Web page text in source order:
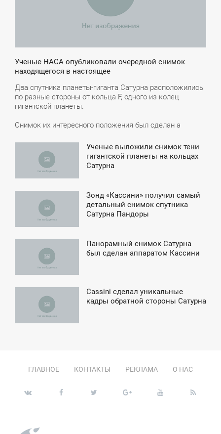
Ученые НАСА опубликовали очередной снимок
находящегося в настоящее
Два спутника планеты-гиганта Сатурна расположились
по разные стороны от кольца F, одного из колец
гигантской планеты.
Снимок их интересного положения был сделан а
Ученые выложили снимок тени
гигантской планеты на кольцах
Сатурна
Зонд «Кассини» получил самый
детальный снимок спутника
Сатурна Пандоры
Панорамный снимок Сатурна
был сделан аппаратом Кассини
Cassini сделал уникальные
кадры обратной стороны Сатурна
ГЛАВНОЕ КОНТАКТЫ РЕКЛАМА О НАС